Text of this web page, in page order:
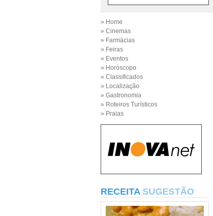
» Home
» Cinemas
» Farmácias
» Feiras
» Eventos
» Horóscopo
» Classificados
» Localização
» Gastronomia
» Roteiros Turísticos
» Praias
RECEITA SUGESTÃO